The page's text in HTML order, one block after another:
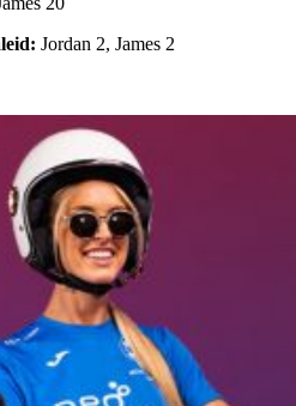
Jordan 2, James 2